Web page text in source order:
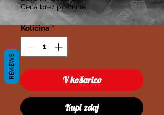
Cena brez poštnine
Količina *
V košarico
Kupi zdaj
REVIEWS